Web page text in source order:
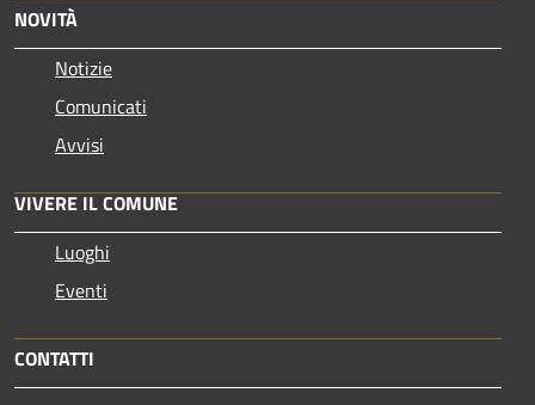
NOVITÀ
Notizie
Comunicati
Avvisi
VIVERE IL COMUNE
Luoghi
Eventi
CONTATTI